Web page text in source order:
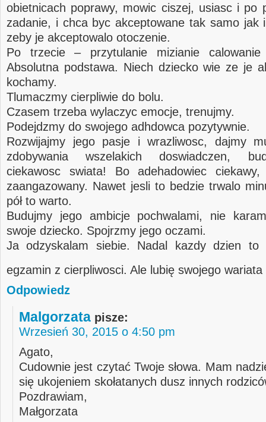
obietnicach poprawy, mowic ciszej, usiasc i po
zadanie, i chca byc akceptowane tak samo jak
zeby je akceptowalo otoczenie.
Po trzecie – przytulanie mizianie
Absolutna podstawa. Niech dziecko wie ze je
kochamy.
Tlumaczmy cierpliwie do bolu.
Czasem trzeba wylaczyc emocje, trenujmy.
Podejdzmy do swojego adhdowca pozytywnie.
Rozwijajmy jego pasje i wrazliwosc, dajmy
zdobywania wszelakich doswiadczen,
ciekawosc swiata! Bo adehadowiec
zaangazowany. Nawet jesli to bedzie trwalo
pół to warto.
Budujmy jego ambicje pochwalami, nie
swoje dziecko. Spojrzmy jego oczami.
Ja odzyskalam siebie. Nadal kazdy dzien
egzamin z cierpliwosci. Ale lubię swojego wariata
Odpowiedz
Malgorzata pisze:
Wrzesień 30, 2015 o 4:50 pm
Agato,
Cudownie jest czytać Twoje słowa. Mam
się ukojeniem skołatanych dusz innych
Pozdrawiam,
Małgorzata